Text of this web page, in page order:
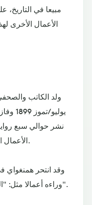
الأعمال الأخرى
نشر حوالي سبع
الأعمال التي لا تنتمي إلى فئة الخيال العلمي.
وراءه أعمالا مثل: "الشيخ والبحر"، و"لمن يقرع الجرس".